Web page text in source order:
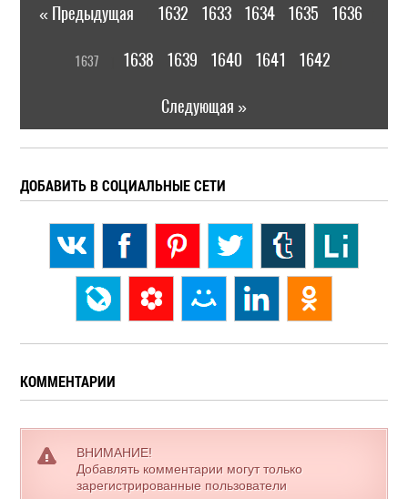
« Предыдущая 1632 1633 1634 1635 1636
1637 1638 1639 1640 1641 1642
Следующая »
ДОБАВИТЬ В СОЦИАЛЬНЫЕ СЕТИ
КОММЕНТАРИИ
ВНИМАНИЕ!
Добавлять комментарии могут только
зарегистрированные пользователи